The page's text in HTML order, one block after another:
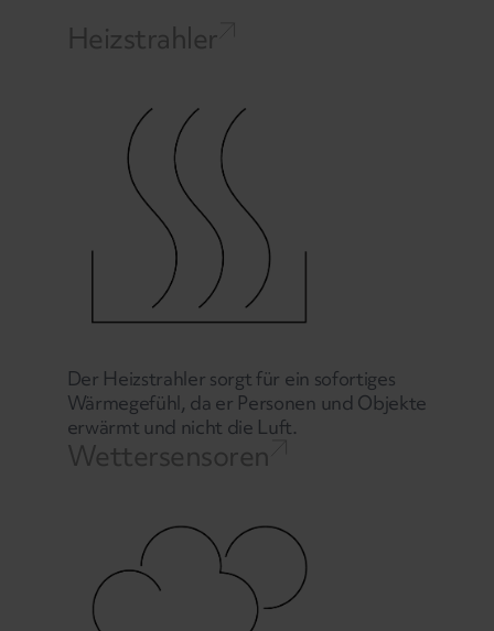
Heizstrahler
Der Heizstrahler sorgt für ein sofortiges
Wärmegefühl, da er Personen und Objekte
erwärmt und nicht die Luft.
Wettersensoren